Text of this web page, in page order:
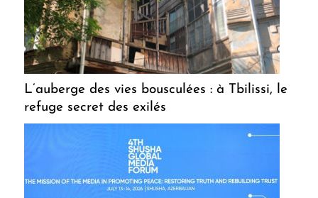
L’auberge des vies bousculées : à Tbilissi, le
refuge secret des exilés